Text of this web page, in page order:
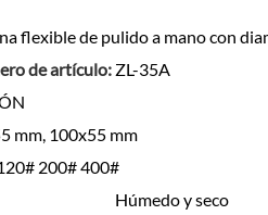
flexible de pulido a mano con
de artículo: ZL-35A
mm, 100x55 mm
200# 400#
Húmedo y seco